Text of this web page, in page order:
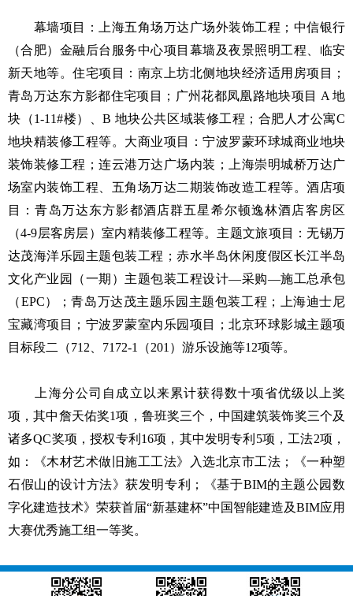
幕墙项目：上海五角场万达广场外装饰工程；中信银行
（合肥）金融后台服务中心项目幕墙及夜景照明工程、临安
新天地等。住宅项目：南京上坊北侧地块经济适用房项目；
青岛万达东方影都住宅项目；广州花都凤凰路地块项目 A 地
块（1-11#楼）、B 地块公共区域装修工程；合肥人才公寓C
地块精装修工程等。大商业项目：宁波罗蒙环球城商业地块
装饰装修工程；连云港万达广场内装；上海崇明城桥万达广
场室内装饰工程、五角场万达二期装饰改造工程等。酒店项
目：青岛万达东方影都酒店群五星希尔顿逸林酒店客房区
（4-9层客房层）室内精装修工程等。主题文旅项目：无锡万
达茂海洋乐园主题包装工程；赤水半岛休闲度假区长江半岛
文化产业园（一期）主题包装工程设计—采购—施工总承包
（EPC）；青岛万达茂主题乐园主题包装工程；上海迪士尼
宝藏湾项目；宁波罗蒙室内乐园项目；北京环球影城主题项
目标段二（712、7172-1（201）游乐设施等12项等。
上海分公司自成立以来累计获得数十项省优级以上奖
项，其中詹天佑奖1项，鲁班奖三个，中国建筑装饰奖三个及
诸多QC奖项，授权专利16项，其中发明专利5项，工法2项，
如：《木材艺术做旧施工工法》入选北京市工法；《一种塑
石假山的设计方法》获发明专利；《基于BIM的主题公园数
字化建造技术》荣获首届“新基建杯”中国智能建造及BIM应用
大赛优秀施工组一等奖。